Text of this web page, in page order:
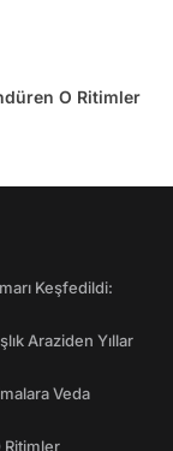
O Ritimler
Keşfedildi:
Araziden Yıllar
Veda
Ritimler